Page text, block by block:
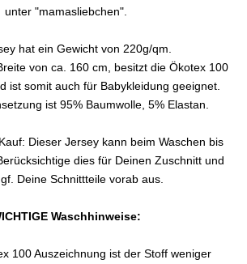
unter "mamasliebchen".
hat ein Gewicht von 220g/qm.
von ca. 160 cm, besitzt die Ökotex 100
ist somit auch für Babykleidung geeignet.
ist 95% Baumwolle, 5% Elastan.
Dieser Jersey kann beim Waschen bis
dies für Deinen Zuschnitt und
Deine Schnittteile vorab aus.
Waschhinweise:
100 Auszeichnung ist der Stoff weniger